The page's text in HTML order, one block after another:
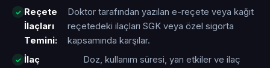
Reçete
İlaçları
Temini:
Doktor tarafından yazılan e-reçete veya kağıt
reçetedeki ilaçları SGK veya özel sigorta
kapsamında karşılar.
İlaç
Doz, kullanım süresi, yan etkiler ve ilaç